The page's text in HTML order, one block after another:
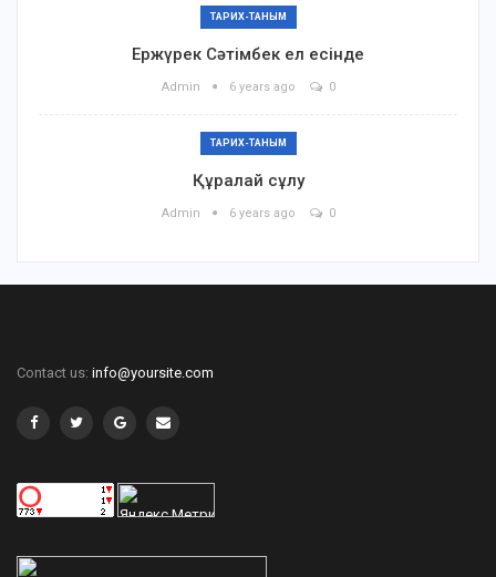
ТАРИХ-ТАНЫМ
Ержүрек Сәтімбек ел есінде
Admin 6 years ago 0
ТАРИХ-ТАНЫМ
Құралай сұлу
Admin 6 years ago 0
Contact us: info@yoursite.com